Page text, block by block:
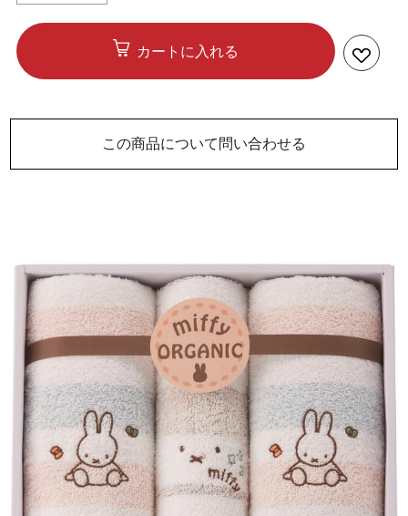
カートに入れる
この商品について問い合わせる